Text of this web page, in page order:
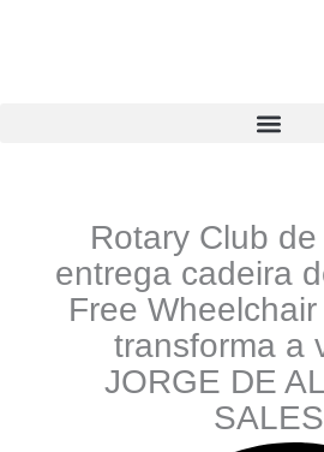
Rotary Club
entrega cadeira
Free
transforma a
JORGE DE
SALES